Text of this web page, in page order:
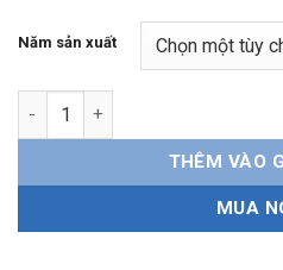
Năm sản xuất
Gạt mưa 5 khúc Toyota Cross
THÊM VÀO
MUA